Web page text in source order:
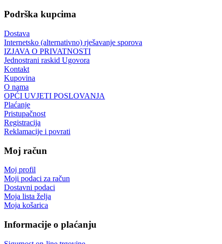
Podrška kupcima
Dostava
Internetsko (alternativno) rješavanje sporova
IZJAVA O PRIVATNOSTI
Jednostrani raskid Ugovora
Kontakt
Kupovina
O nama
OPĆI UVJETI POSLOVANJA
Plaćanje
Pristupačnost
Registracija
Reklamacije i povrati
Moj račun
Moj profil
Moji podaci za račun
Dostavni podaci
Moja lista želja
Moja košarica
Informacije o plaćanju